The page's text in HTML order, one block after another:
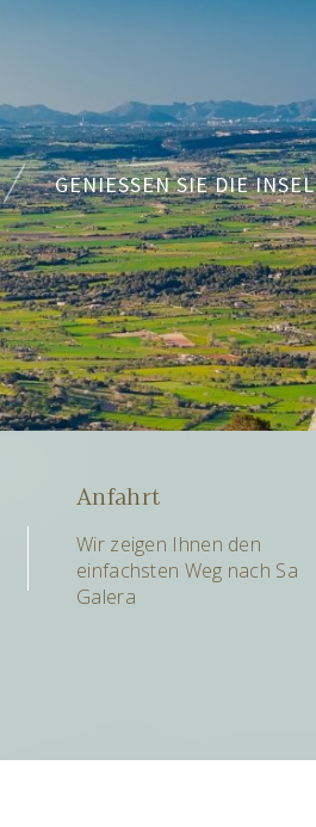
GENIESSEN SIE DIE INSEL
Anfahrt
Wir zeigen Ihnen den
einfachsten Weg nach Sa
Galera